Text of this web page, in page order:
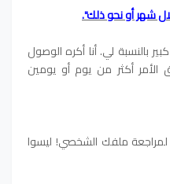
بالنسبة لي. أنا أكره الوصول
الأمر أكثر من يوم أو يومين
لمراجعة ملفك الشخصي! ليسوا